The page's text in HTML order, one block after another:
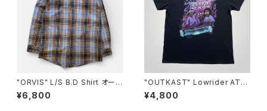
"ORVIS" L/S B.D Shirt オーヴ
ィス B.Dコットンシャツ [M]
¥6,800
"OUTKAST" Lowrider ATLi
ens T-Shirt アウトキャスト T
シャツ [XL]
¥4,800